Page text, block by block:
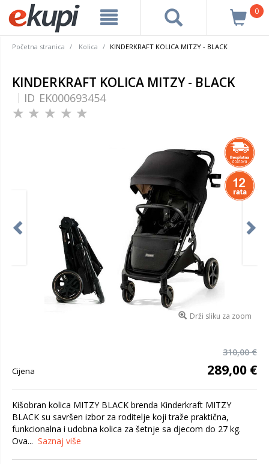
0
Početna stranica Kolica KINDERKRAFT KOLICA MITZY - BLACK
KINDERKRAFT KOLICA MITZY - BLACK
ID EK000693454
Drži sliku za zoom
310,00 €
Cijena 289,00 €
Kišobran kolica MITZY BLACK brenda Kinderkraft MITZY
BLACK su savršen izbor za roditelje koji traže praktična,
funkcionalna i udobna kolica za šetnje sa djecom do 27 kg.
Ova... Saznaj više